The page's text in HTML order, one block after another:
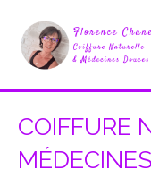
COIFFURE